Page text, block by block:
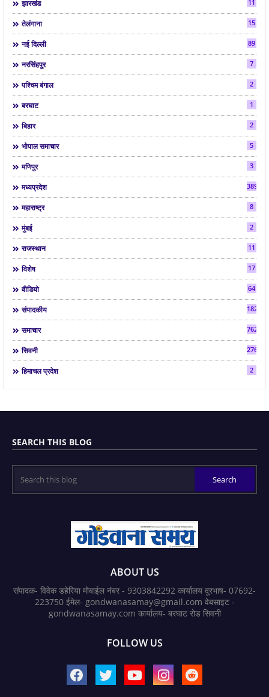
झारखंड 11
तेलंगाना 15
नई दिल्ली 89
नरसिंहपुर 7
पश्चिम बंगाल 2
बरघाट 1
बिहार 2
भोपाल समाचार 5
मणिपुर 3
मध्यप्रदेश 3892
महाराष्ट्र 8
मुंबई 2
राजस्थान 11
विशेष 17
वीडियो 64
संपादकीय 182
समाचार 7624
सिवनी 2763
हिमाचल प्रदेश 2
SEARCH THIS BLOG
ABOUT US
संपादक- विवेक डहेरिया मोबाईल नंबर - 9303842292 कार्यालय दूरभाष- 07692-
223750 ईमेल- gondwanasamay@gmail.com वेबसाइट -
gondwanasamay.com कार्यालय- बरघाट रोड सिवनी
FOLLOW US